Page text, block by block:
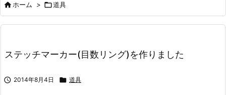

ホーム > 道具
ステッチマーカー(目数リング)を作りました
 2014年8月4日  道具